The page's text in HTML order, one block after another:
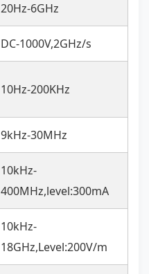
20Hz-6GHz
DC-1000V,2GHz/s
10Hz-200KHz
9kHz-30MHz
10kHz-
400MHz,level:300mA
10kHz-
18GHz,Level:200V/m